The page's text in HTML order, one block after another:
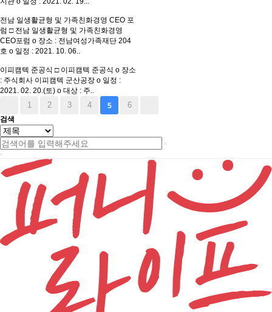
전남 일생활균형 및 가족친화경영 CEO 포
럼 □ 전남 일생활균형 및 가족친화경영
CEO포럼 o 장소 : 전남여성가족재단 204
호 o 일정 : 2021. 10. 06..
이피캠텍 준공식 □ 이피캠텍 준공식 o 장소
: 주식회사 이피캠텍 군산공장 o 일정 :
2021. 02. 20.(토) o 대상 : 주..
1 2 3 4 5
6
검색